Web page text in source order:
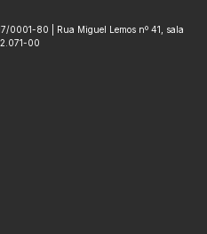
0001-80 | Rua Miguel Lemos nº 41, sala
00